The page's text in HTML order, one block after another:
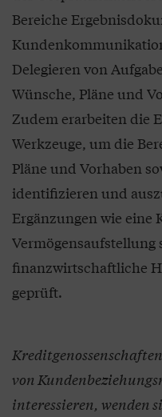
Bereiche
Delegieren von
Wünsche, Pläne und
Zudem erarbeiten die
Werkzeuge, um die
Pläne und Vorhaben
identifizieren und
Ergänzungen wie eine
Vermögensaufstellung
finanzwirtschaftliche
geprüft.
von
interessieren, wenden